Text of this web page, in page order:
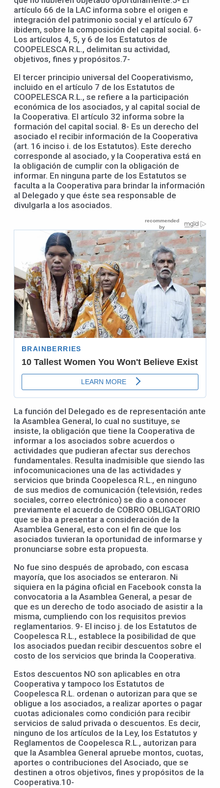
artículo 66 de la LAC informa sobre el origen e
integración del patrimonio social y el artículo 67
ibidem, sobre la composición del capital social. 6-
Los artículos 4, 5, y 6 de los Estatutos de
COOPELESCA R.L., delimitan su actividad,
objetivos, fines y propósitos.7-
El tercer principio universal del Cooperativismo,
incluido en el artículo 7 de los Estatutos de
COOPELESCA R.L., se refiere a la participación
económica de los asociados, y al capital social de
la Cooperativa. El artículo 32 informa sobre la
formación del capital social. 8- Es un derecho del
asociado el recibir información de la Cooperativa
(art. 16 inciso i. de los Estatutos). Este derecho
corresponde al asociado, y la Cooperativa está en
la obligación de cumplir con la obligación de
informar. En ninguna parte de los Estatutos se
faculta a la Cooperativa para brindar la información
al Delegado y que éste sea responsable de
divulgarla a los asociados.
La función del Delegado es de representación ante
la Asamblea General, lo cual no sustituye, se
insiste, la obligación que tiene la Cooperativa de
informar a los asociados sobre acuerdos o
actividades que pudieran afectar sus derechos
fundamentales. Resulta inadmisible que siendo las
infocomunicaciones una de las actividades y
servicios que brinda Coopelesca R.L., en ninguno
de sus medios de comunicación (televisión, redes
sociales, correo electrónico) se dio a conocer
previamente el acuerdo de COBRO OBLIGATORIO
que se iba a presentar a consideración de la
Asamblea General, esto con el fin de que los
asociados tuvieran la oportunidad de informarse y
pronunciarse sobre esta propuesta.
No fue sino después de aprobado, con escasa
mayoría, que los asociados se enteraron. Ni
siquiera en la página oficial en Facebook consta la
convocatoria a la Asamblea General, a pesar de
que es un derecho de todo asociado de asistir a la
misma, cumpliendo con los requisitos previos
reglamentarios. 9- El inciso j. de los Estatutos de
Coopelesca R.L., establece la posibilidad de que
los asociados puedan recibir descuentos sobre el
costo de los servicios que brinda la Cooperativa.
Estos descuentos NO son aplicables en otra
Cooperativa y tampoco los Estatutos de
Coopelesca R.L. ordenan o autorizan para que se
obligue a los asociados, a realizar aportes o pagar
cuotas adicionales como condición para recibir
servicios de salud privada o descuentos. Es decir,
ninguno de los artículos de la Ley, los Estatutos y
Reglamentos de Coopelesca R.L., autorizan para
que la Asamblea General apruebe montos, cuotas,
aportes o contribuciones del Asociado, que se
destinen a otros objetivos, fines y propósitos de la
Cooperativa.10-